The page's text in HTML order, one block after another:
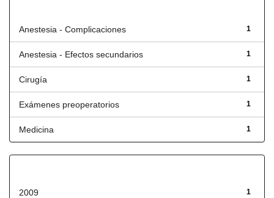
1
Anestesia - Complicaciones
1
Anestesia - Efectos secundarios
1
Cirugía
1
Exámenes preoperatorios
1
Medicina
1
2009